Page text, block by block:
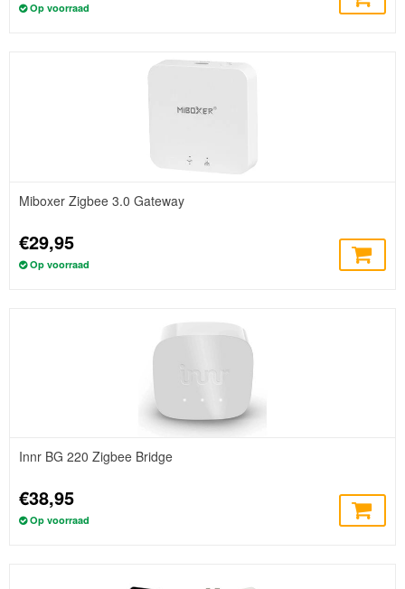
Op voorraad
Miboxer Zigbee 3.0 Gateway
€29,95
Op voorraad
Innr BG 220 Zigbee Bridge
€38,95
Op voorraad